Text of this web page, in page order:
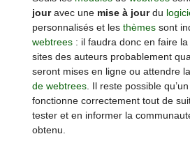
jouravec une mise à jourdu
personnalisés et les thèmessont
webtrees: il faudra donc en faire la
sites des auteurs probablement
seront mises en ligne ou attendre
de webtrees. Il reste possible qu’un
fonctionne correctement tout de
tester et en informer la
obtenu.